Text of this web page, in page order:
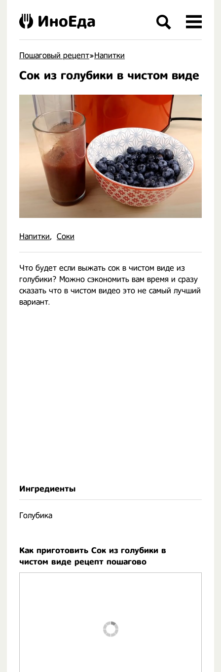
Пошаговый рецепт»Напитки
Сок из голубики в чистом виде
Напитки Соки
Что будет если выжать сок в чистом виде из
голубики? Можно сэкономить вам время и сразу
сказать что в чистом видео это не самый лучший
вариант.
Ингредиенты
Голубика
Как приготовить Сок из голубики в
чистом виде рецепт пошагово
ИноЕда